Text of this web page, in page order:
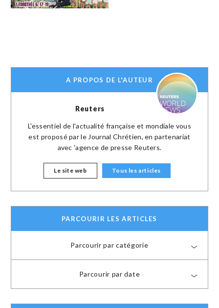
A PROPOS DE L'AUTEUR
Reuters
L'essentiel de l'actualité française et mondiale vous
est proposé par le Journal Chrétien, en partenariat
avec 'agence de presse Reuters.
Le site web Tous les articles
PARCOURIR LES ARTICLES
Parcourir par catégorie
Parcourir par date